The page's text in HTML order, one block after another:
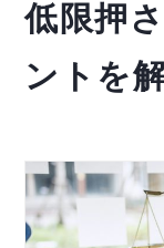
低限押
ントを